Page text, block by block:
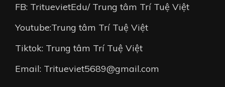
FB: TrituevietEdu/ Trung tâm Trí Tuệ Việt
Youtube:Trung tâm Trí Tuệ Việt
Tiktok: Trung tâm Trí Tuệ Việt
Email: Tritueviet5689@gmail.com